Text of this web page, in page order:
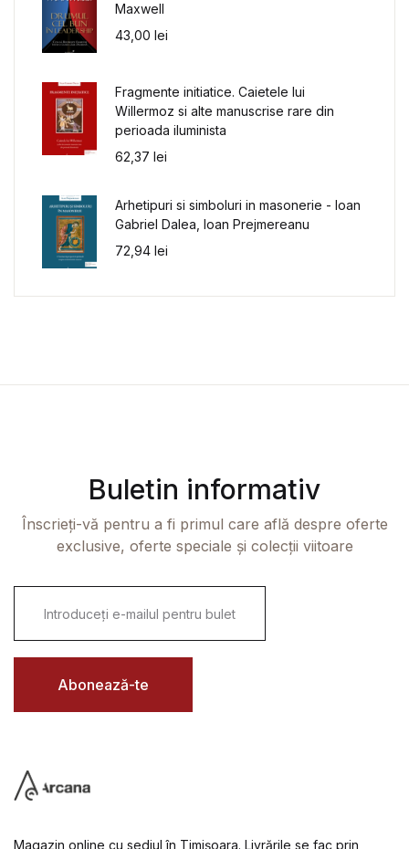
Maxwell
43,00 lei
Fragmente initiatice. Caietele lui
Willermoz si alte manuscrise rare din
perioada iluminista
62,37 lei
Arhetipuri si simboluri in masonerie - Ioan
Gabriel Dalea, Ioan Prejmereanu
72,94 lei
Buletin informativ
Înscrieți-vă pentru a fi primul care află despre oferte
exclusive, oferte speciale și colecții viitoare
i
l
Abonează-te
Magazin online cu sediul în Timișoara. Livrările se fac prin